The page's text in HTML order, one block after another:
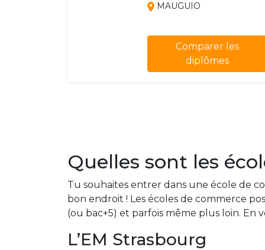
MAUGUIO
Comparer les
diplômes
Quelles sont les
Tu souhaites entrer dans une école de
bon endroit ! Les écoles de commerce
(ou bac+5) et parfois même plus loin. En
L’EM Strasbourg